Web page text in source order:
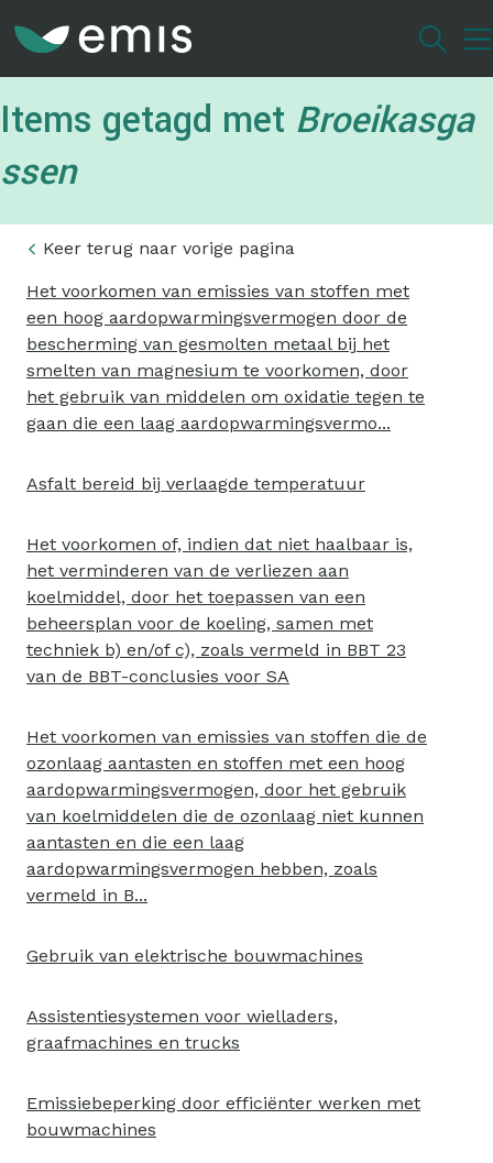
inhoud
Items getagd met Broeikasga
ssen
Keer terug naar vorige pagina
Het voorkomen van emissies van stoffen met
een hoog aardopwarmingsvermogen door de
bescherming van gesmolten metaal bij het
smelten van magnesium te voorkomen, door
het gebruik van middelen om oxidatie tegen te
gaan die een laag aardopwarmingsvermo...
Asfalt bereid bij verlaagde temperatuur
Het voorkomen of, indien dat niet haalbaar is,
het verminderen van de verliezen aan
koelmiddel, door het toepassen van een
beheersplan voor de koeling, samen met
techniek b) en/of c), zoals vermeld in BBT 23
van de BBT-conclusies voor SA
Het voorkomen van emissies van stoffen die de
ozonlaag aantasten en stoffen met een hoog
aardopwarmingsvermogen, door het gebruik
van koelmiddelen die de ozonlaag niet kunnen
aantasten en die een laag
aardopwarmingsvermogen hebben, zoals
vermeld in B...
Gebruik van elektrische bouwmachines
Assistentiesystemen voor wielladers,
graafmachines en trucks
Emissiebeperking door efficiënter werken met
bouwmachines